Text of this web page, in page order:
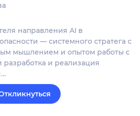
направления AI в
— системного стратега с
мышлением и опытом работы с
разработка и реализация